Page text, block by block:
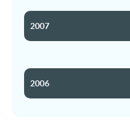
2007
2006